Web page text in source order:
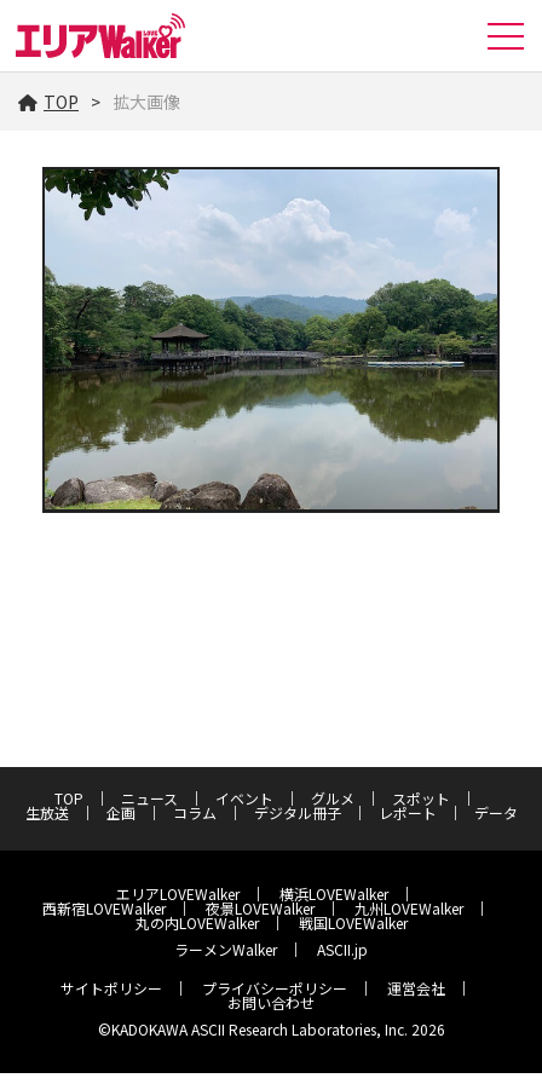
TOP 拡大画像
TOP ニュース イベント グルメ スポット
生放送 企画 コラム デジタル冊子 レポート データ
エリアLOVEWalker 横浜LOVEWalker
西新宿LOVEWalker 夜景LOVEWalker 九州LOVEWalker
丸の内LOVEWalker
戦国LOVEWalker
ラーメンWalker
ASCII.jp
サイトポリシー
プライバシーポリシー 運営会社
お問い合わせ
©KADOKAWA ASCII Research Laboratories, Inc. 2026